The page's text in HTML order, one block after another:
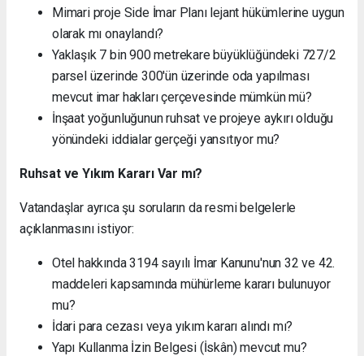
Mimari proje Side İmar Planı lejant hükümlerine uygun
olarak mı onaylandı?
Yaklaşık 7 bin 900 metrekare büyüklüğündeki 727/2
parsel üzerinde 300'ün üzerinde oda yapılması
mevcut imar hakları çerçevesinde mümkün mü?
İnşaat yoğunluğunun ruhsat ve projeye aykırı olduğu
yönündeki iddialar gerçeği yansıtıyor mu?
Ruhsat ve Yıkım Kararı Var mı?
Vatandaşlar ayrıca şu soruların da resmi belgelerle
açıklanmasını istiyor:
Otel hakkında 3194 sayılı İmar Kanunu'nun 32 ve 42.
maddeleri kapsamında mühürleme kararı bulunuyor
mu?
İdari para cezası veya yıkım kararı alındı mı?
Yapı Kullanma İzin Belgesi (İskân) mevcut mu?